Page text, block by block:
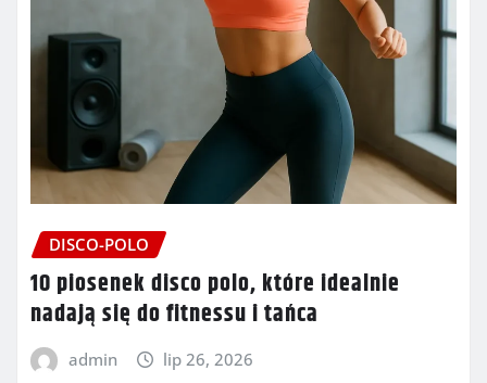
DISCO-POLO
10 piosenek disco polo, które idealnie
nadają się do fitnessu i tańca
admin lip 26, 2026